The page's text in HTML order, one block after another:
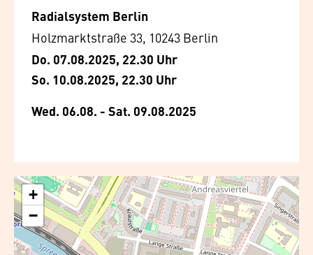
Radialsystem Berlin
Holzmarktstraße 33, 10243 Berlin
Do. 07.08.2025, 22.30 Uhr
So. 10.08.2025, 22.30 Uhr
Wed. 06.08. - Sat. 09.08.2025
+
−